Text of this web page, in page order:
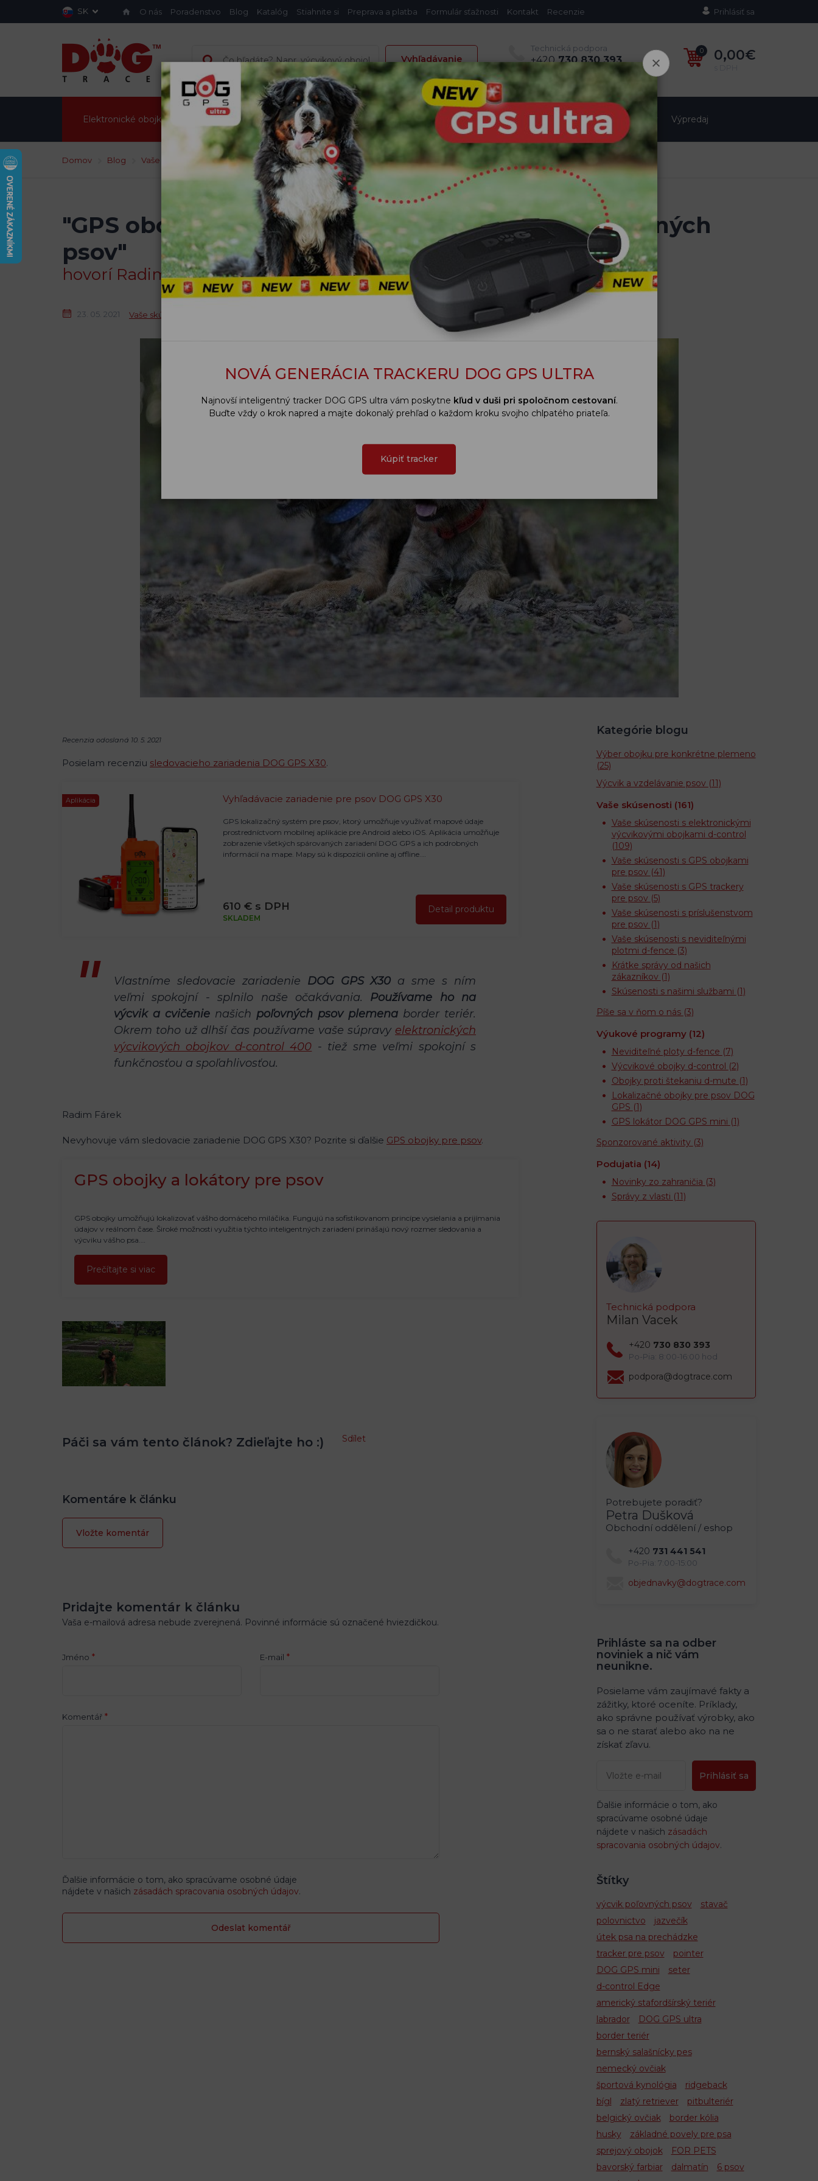
NOVÁ GENERÁCIA TRACKERU DOG GPS ULTRA
Najnovší inteligentný tracker DOG GPS ultra vám poskytne kľud v duši pri spoločnom cestovaní.
Buďte vždy o krok napred a majte dokonalý prehľad o každom kroku svojho chlpatého priateľa.
Kúpiť tracker
SK O nás Poradenstvo Blog Katalóg Stiahnite si Preprava a platba Formulár sťažnosti Kontakt Recenzie Prihlásiť sa
Vyhľadávanie
Technická podpora
+420730 830 393
Po - Pá: 8 - 16 hod
0 0,00€
Elektronické obojky a ploty GPS obojky Vyhadzovače loptičiek Chovateľské potreby Fotopasce Pachové ohradníky Výpredaj
Domov Blog Vaše skúsenosti Vaše skúsenosti s GPS obojkami pre psov
GPS obojok sa používa na výcvik a cvičenie poľovných
psov
"GPS obojok používame na výcvik a cvičenie poľovných
psov"
hovorí Radim Fárek
23. 05. 2021 Vaše skúsenosti s GPS obojkami Dogtrace
Recenzia odoslaná 10. 5. 2021
Posielam recenziu sledovacieho zariadenia DOG GPS X30.
Aplikácia Vyhľadávacie zariadenie pre psov DOG GPS X30
GPS lokalizačný systém pre psov, ktorý umožňuje využívať mapové údaje
prostredníctvom mobilnej aplikácie pre Android alebo iOS. Aplikácia umožňuje
zobrazenie všetkých spárovaných zariadení DOG GPS a ich podrobných
informácií na mape. Mapy sú k dispozícii online aj offline.…
610 € s DPH
SKLADEM
Detail produktu
Vlastníme sledovacie zariadenie DOG GPS X30 a sme s ním
veľmi spokojní - splnilo naše očakávania. Používame ho na
výcvik a cvičenie našich poľovných psov plemena border teriér.
Okrem toho už dlhší čas používame vaše súpravy elektronických
výcvikových obojkov d-control 400 - tiež sme veľmi spokojní s
funkčnosťou a spoľahlivosťou.
Radim Fárek
Nevyhovuje vám sledovacie zariadenie DOG GPS X30? Pozrite si ďalšie GPS obojky pre psov.
GPS obojky a lokátory pre psov
GPS obojky umožňujú lokalizovať vášho domáceho miláčika. Fungujú na sofistikovanom princípe vysielania a prijímania
údajov v reálnom čase. Široké možnosti využitia týchto inteligentných zariadení prinášajú nový rozmer sledovania a
výcviku vášho psa.…
Prečítajte si viac
Páči sa vám tento článok? Zdieľajte ho :) Sdílet
Komentáre k článku
Vložte komentár
Pridajte komentár k článku
Vaša e-mailová adresa nebude zverejnená. Povinné informácie sú označené hviezdičkou.
Jméno * E-mail *
Komentář *
Ďalšie informácie o tom, ako spracúvame osobné údaje
nájdete v našich zásadách spracovania osobných údajov.
Kategórie blogu
Výber obojku pre konkrétne plemeno
(25)
Výcvik a vzdelávanie psov (11)
Vaše skúsenosti (161)
Vaše skúsenosti s elektronickými
výcvikovými obojkami d-control
(109)
Vaše skúsenosti s GPS obojkami
pre psov (41)
Vaše skúsenosti s GPS trackery
pre psov (5)
Vaše skúsenosti s príslušenstvom
pre psov (1)
Vaše skúsenosti s neviditeľnými
plotmi d-fence (3)
Krátke správy od našich
zákazníkov (1)
Skúsenosti s našimi službami (1)
Píše sa v ňom o nás (3)
Výukové programy (12)
Neviditeľné ploty d-fence (7)
Výcvikové obojky d-control (2)
Obojky proti štekaniu d-mute (1)
Lokalizačné obojky pre psov DOG
GPS (1)
GPS lokátor DOG GPS mini (1)
Sponzorované aktivity (3)
Podujatia (14)
Novinky zo zahraničia (3)
Správy z vlasti (11)
Technická podpora
Milan Vacek
+420 730 830 393
Po-Pia: 8:00-16:00 hod
podpora@dogtrace.com
Potrebujete poradiť?
Petra Dušková
Obchodní oddělení / eshop
+420 731 441 541
Po-Pia: 7:00-15:00
objednavky@dogtrace.com
Prihláste sa na odber
noviniek a nič vám
neunikne.
Posielame vám zaujímavé fakty a
zážitky, ktoré oceníte. Príklady,
ako správne používať výrobky, ako
sa o ne starať alebo ako na ne
získať zľavu.
Prihlásiť sa
Ďalšie informácie o tom, ako
spracúvame osobné údaje
nájdete v našich zásadách
spracovania osobných údajov.
Štítky
výcvik poľovných psov
stavač
polovnictvo
jazvečík
útek psa na prechádzke
tracker pre psov
pointer
DOG GPS mini
seter
d-control Edge
americký stafordšírský teriér
labrador
DOG GPS ultra
border teriér
bernský salašnícky pes
nemecký ovčiak
športová kynológia
ridgeback
bígl
zlatý retriever
pitbulteriér
belgický ovčiak
border kólia
husky
základné povely pre psa
sprejový obojok
FOR PETS
bavorský farbiar
dalmatín
6 psov